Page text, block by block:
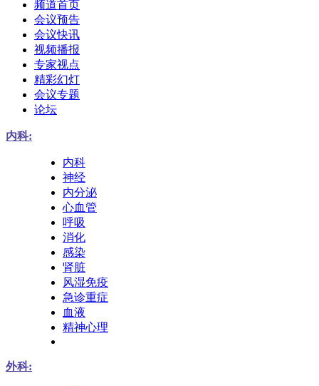
频道首页
会议预告
会议快讯
视频播报
专家视点
精彩幻灯
会议专题
论坛
内科:
内科
神经
内分泌
心血管
呼吸
消化
感染
肾脏
风湿免疫
急诊重症
血液
精神心理
外科: